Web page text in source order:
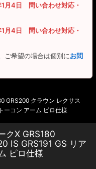
月4日 問い合わせ対応・
月4日 問い合わせ対応・
ご希望の場合は個別にお問
GRS200 クラウン レクサス
ーコン アーム ピロ仕様
クX GRS180
IS GRS191 GS リア
ピロ仕様